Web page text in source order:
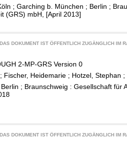
; Garching b. München ; Berlin ;
(GRS) mbH, [April 2013]
DAS DOKUMENT IST ÖFFENTLICH ZUGÄNGLICH IM
2-MP-GRS Version 0
; Fischer, Heidemarie ; Hotzel, Stephan ;
; Braunschweig : Gesellschaft für
DAS DOKUMENT IST ÖFFENTLICH ZUGÄNGLICH IM